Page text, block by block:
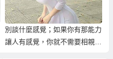
別談什麼感覺；如果你有那能力
讓人有感覺，你就不需要相親